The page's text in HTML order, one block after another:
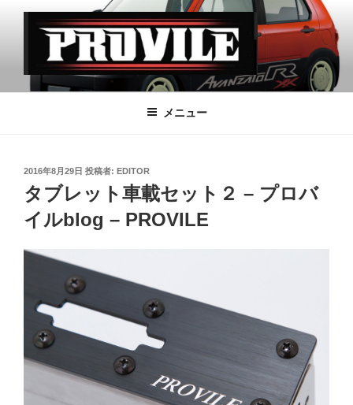
PROVILE
メニュー
投
稿
日:
2016年8月29日 投稿者: EDITOR
タブレット車載セット２ – プロバ
イルblog – PROVILE